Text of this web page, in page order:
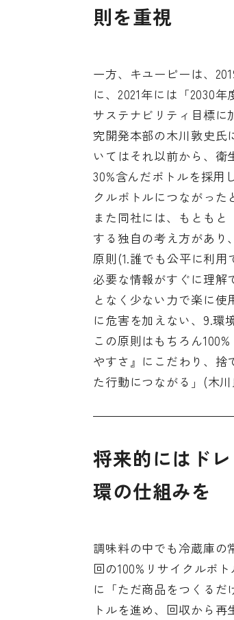
則を重視
一方、キユーピーは、
に、2021年には「2030
サステナビリティ目標に
究開発本部の木川敦史氏
いてはそれ以前から、衛
30%含んだボトルを採用
クルボトルにつながった
また同社には、もともと
する独自の考え方があり
原則(1.誰でも公平に利
必要な情報がすぐに理解
となく少ない力で楽に
に危害を加えない、9.環
この原則はもちろん
やすさ』にこだわり、捨
た行動につながる」(木
将来的にはド
環の仕組みを
調味料の中でも冷蔵庫の
回の100%リサイクルボ
に「ただ商品をつくる
トルを進め、回収から